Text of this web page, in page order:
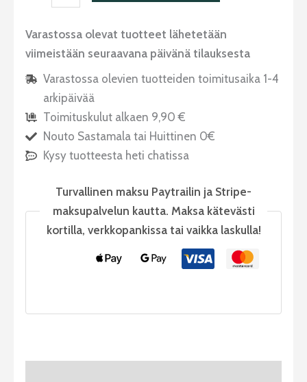
Varastossa olevat tuotteet lähetetään
viimeistään seuraavana päivänä tilauksesta
Varastossa olevien tuotteiden toimitusaika 1-4
arkipäivää
Toimituskulut alkaen 9,90 €
Nouto Sastamala tai Huittinen 0€
Kysy tuotteesta heti chatissa
Turvallinen maksu Paytrailin ja Stripe-
maksupalvelun kautta. Maksa kätevästi
kortilla, verkkopankissa tai vaikka laskulla!